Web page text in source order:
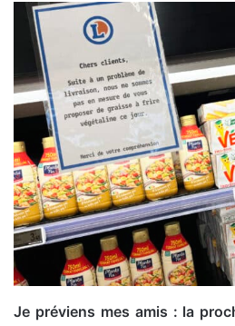
Je préviens mes amis : la